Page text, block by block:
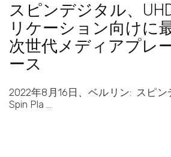
スピンデジタル、
リケーション向けに
次世代メディアプレ
ース
2022年8月16日、ベルリン: スピン
Spin Pla …